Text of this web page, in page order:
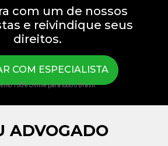
com um de nossos
e reivindique seus
direitos.
COM ESPECIALISTA
100% Online para todo o Brasil.
ADVOGADO